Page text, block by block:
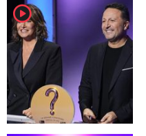
player2